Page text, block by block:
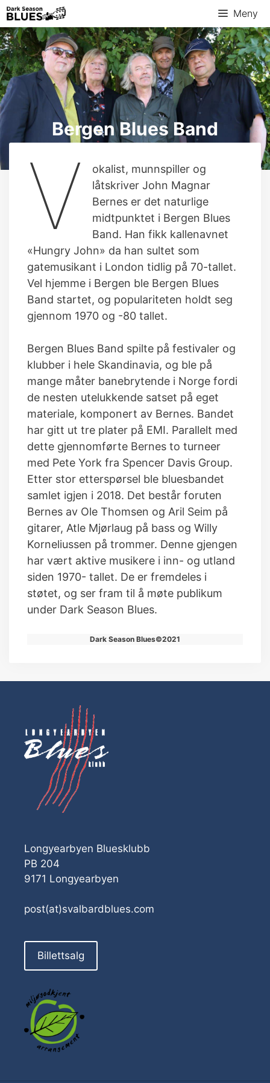
Hopp
til
innhold
Meny
Bergen Blues Band
V
okalist, munnspiller og
låtskriver John Magnar
Bernes er det naturlige
midtpunktet i Bergen Blues
Band. Han fikk kallenavnet
«Hungry John» da han sultet som
gatemusikant i London tidlig på 70-tallet.
Vel hjemme i Bergen ble Bergen Blues
Band startet, og populariteten holdt seg
gjennom 1970 og -80 tallet.
Bergen Blues Band spilte på festivaler og
klubber i hele Skandinavia, og ble på
mange måter banebrytende i Norge fordi
de nesten utelukkende satset på eget
materiale, komponert av Bernes. Bandet
har gitt ut tre plater på EMI. Parallelt med
dette gjennomførte Bernes to turneer
med Pete York fra Spencer Davis Group.
Etter stor etterspørsel ble bluesbandet
samlet igjen i 2018. Det består foruten
Bernes av Ole Thomsen og Aril Seim på
gitarer, Atle Mjørlaug på bass og Willy
Korneliussen på trommer. Denne gjengen
har vært aktive musikere i inn- og utland
siden 1970- tallet. De er fremdeles i
støtet, og ser fram til å møte publikum
under Dark Season Blues.
Dark Season Blues©2021
Longyearbyen Bluesklubb
PB 204
9171 Longyearbyen
post(at)svalbardblues.com
Billettsalg